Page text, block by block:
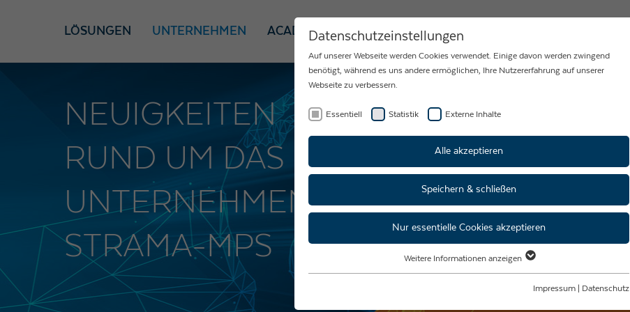
LÖSUNGEN UNTERNEHMEN ACADEMY KARRIERE NEWS
NEUIGKEITEN
RUND UM DAS
UNTERNEHMEN
STRAMA-MPS
Datenschutzeinstellungen
Auf unserer Webseite werden Cookies verwendet. Einige davon werden zwingend
benötigt, während es uns andere ermöglichen, Ihre Nutzererfahrung auf unserer
Webseite zu verbessern.
Essentiell Statistik Externe Inhalte
Alle akzeptieren
Speichern & schließen
Nur essentielle Cookies akzeptieren
Essentielle Cookies werden für grundlegende Funktionen der Webseite benötigt.
Weitere Informationen anzeigen
Impressum Datenschutz